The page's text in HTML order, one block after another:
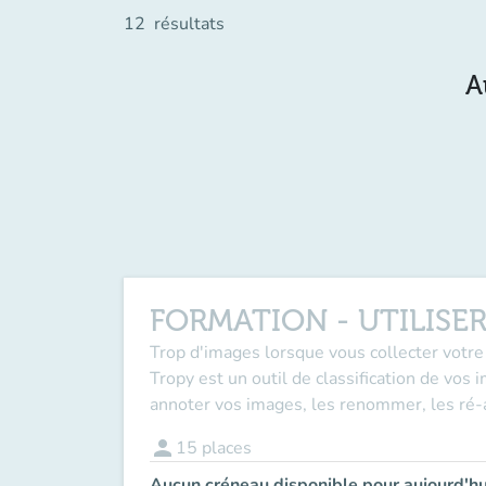
12 résultats
FORMATION -
Trop d'images lorsque vous collecter
Tropy est un outil de classification de vos
annoter vos images, les renommer, les ré-
person 15 places